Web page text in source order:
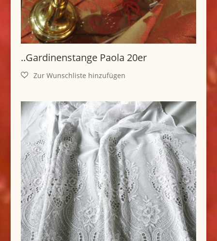
..Gardinenstange Paola 20er